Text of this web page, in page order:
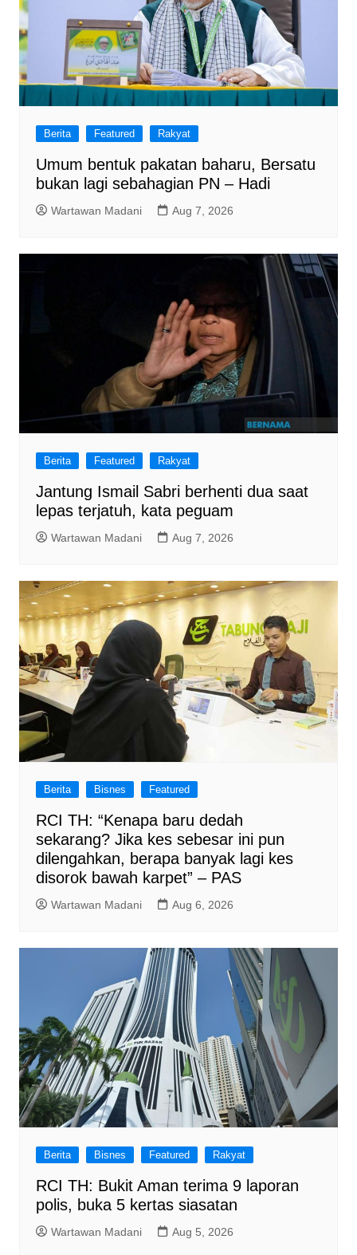
Berita Featured Rakyat
Umum bentuk pakatan baharu, Bersatu
bukan lagi sebahagian PN – Hadi
Wartawan Madani Aug 7, 2026
Berita Featured Rakyat
Jantung Ismail Sabri berhenti dua saat
lepas terjatuh, kata peguam
Wartawan Madani Aug 7, 2026
Berita Bisnes Featured
RCI TH: “Kenapa baru dedah
sekarang? Jika kes sebesar ini pun
dilengahkan, berapa banyak lagi kes
disorok bawah karpet” – PAS
Wartawan Madani Aug 6, 2026
Berita Bisnes Featured Rakyat
RCI TH: Bukit Aman terima 9 laporan
polis, buka 5 kertas siasatan
Wartawan Madani Aug 5, 2026